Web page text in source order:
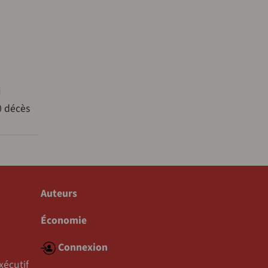
décès
Auteurs
Économie
Connexion